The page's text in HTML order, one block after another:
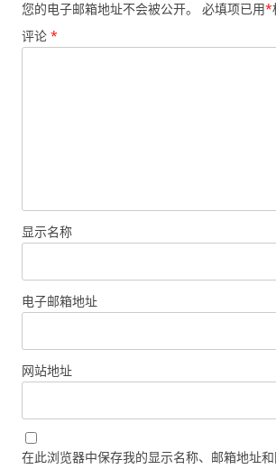
您的电子邮箱地址不会被公开。 必填项已用*
评论 *
显示名称
电子邮箱地址
网站地址
在此浏览器中保存我的显示名称、邮箱地址